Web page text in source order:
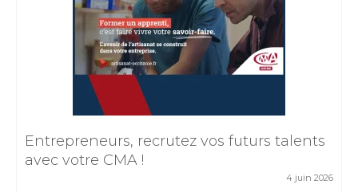
Entrepreneurs, recrutez vos futurs talents
avec votre CMA !
4 juin 2026